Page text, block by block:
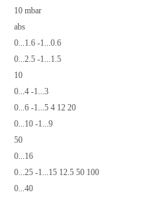
10 mbar
abs
0...1.6 -1...0.6
0...2.5 -1...1.5
10
0...4 -1...3
0...6 -1...5 4 12 20
0...10 -1...9
50
0...16
0...25 -1...15 12.5 50 100
0...40